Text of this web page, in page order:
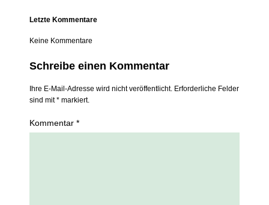
Letzte Kommentare
Keine Kommentare
Schreibe einen Kommentar
Ihre E-Mail-Adresse wird nicht veröffentlicht. Erforderliche Felder
sind mit * markiert.
Kommentar *